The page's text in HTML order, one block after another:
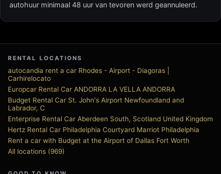
autohuur minimaal 48 uur van tevoren werd geannuleerd.
RENTAL LOCATIONS
autocandia rent a car Rhodes - Airport - Diagoras |
Carhirelocato
Europcar Rental Car ANDORRA LA VELLA ANDORRA
Budget Rental Car St. John's Airport Newfoundland and
Labrador, C
Enterprise Rental Car Aberdeen South, Scotland United Kingdom
Hertz Rental Car Philadelphia Courtyard Marriot Philadelphia
Rent a car with Budget at the Airport of Dallas Fort Worth
All locations (969)